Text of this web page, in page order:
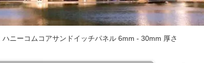
ハニーコムコアサンドイッチパネル 6mm - 30mm 厚さ